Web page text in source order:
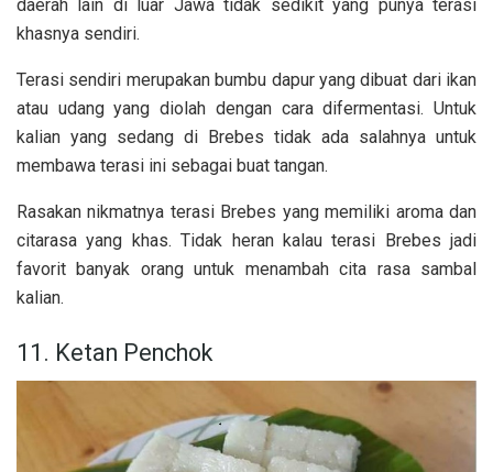
daerah lain di luar Jawa tidak sedikit yang punya terasi
khasnya sendiri.
Terasi sendiri merupakan bumbu dapur yang dibuat dari ikan
atau udang yang diolah dengan cara difermentasi. Untuk
kalian yang sedang di Brebes tidak ada salahnya untuk
membawa terasi ini sebagai buat tangan.
Rasakan nikmatnya terasi Brebes yang memiliki aroma dan
citarasa yang khas. Tidak heran kalau terasi Brebes jadi
favorit banyak orang untuk menambah cita rasa sambal
kalian.
11. Ketan Penchok